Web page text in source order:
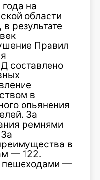
на
области
результате
Правил
составлено
в
опьянения
За
ремнями
в
— 122.
—